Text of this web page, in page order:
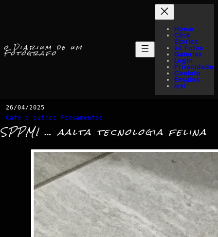
o Diarium de um
Fotógrafo
Home
Click
Stories
só Fotos
Galerias
Login
Privacidade
Contato
Ensaios
myI
26/04/2025
Café e outros Pensamentos
SPPMI … aalta tecnologia felina